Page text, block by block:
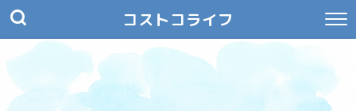
コストコライフ